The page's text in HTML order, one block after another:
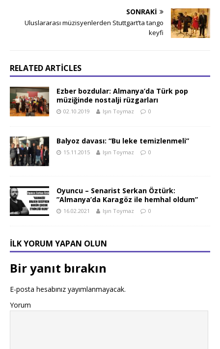
SONRAKI
Uluslararası müzisyenlerden Stuttgart’ta tango
keyfi
RELATED ARTICLES
Ezber bozdular: Almanya’da Türk pop
müziğinde nostalji rüzgarları
02.10.2019 Işın Toymaz 0
Balyoz davası: “Bu leke temizlenmeli”
15.11.2015 Işın Toymaz 0
Oyuncu – Senarist Serkan Öztürk:
”Almanya’da Karagöz ile hemhal oldum”
16.02.2021 Işın Toymaz 0
İLK YORUM YAPAN OLUN
Bir yanıt bırakın
E-posta hesabınız yayımlanmayacak.
Yorum